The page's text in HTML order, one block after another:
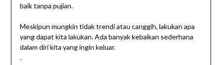
baik tanpa pujian.
Meskipun mungkin tidak trendi atau canggih, lakukan apa
yang dapat kita lakukan. Ada banyak kebaikan sederhana
dalam diri kita yang ingin keluar.
.